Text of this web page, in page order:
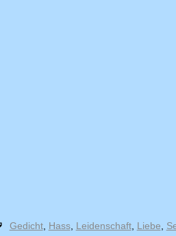
Gedicht, Hass, Leidenschaft, Liebe,